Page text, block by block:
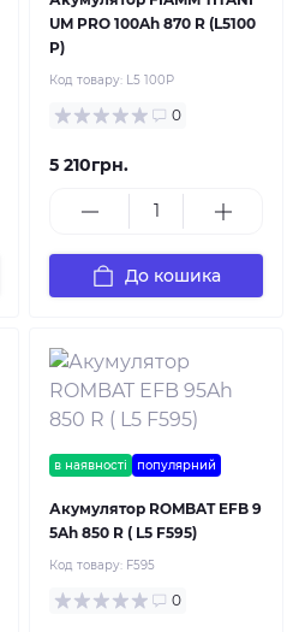
UM PRO 100Ah 870 R (L5100
P)
Код товару: L5 100P
0
5 210грн.
До кошика
в наявності популярний
Акумулятор ROMBAT EFB 9
5Ah 850 R ( L5 F595)
Код товару: F595
0